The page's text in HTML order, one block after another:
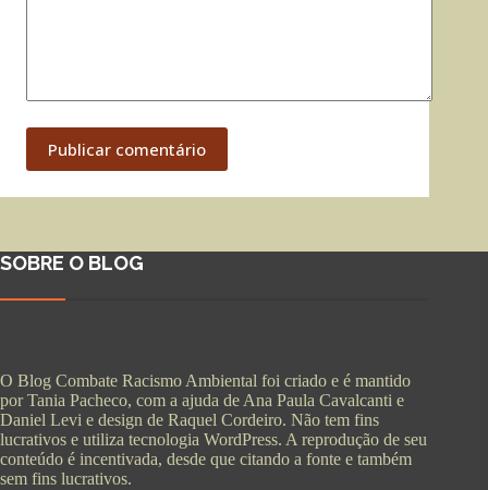
Publicar comentário
SOBRE O BLOG
O Blog Combate Racismo Ambiental foi criado e é mantido
por Tania Pacheco, com a ajuda de Ana Paula Cavalcanti e
Daniel Levi e design de Raquel Cordeiro. Não tem fins
lucrativos e utiliza tecnologia WordPress. A reprodução de seu
conteúdo é incentivada, desde que citando a fonte e também
sem fins lucrativos.